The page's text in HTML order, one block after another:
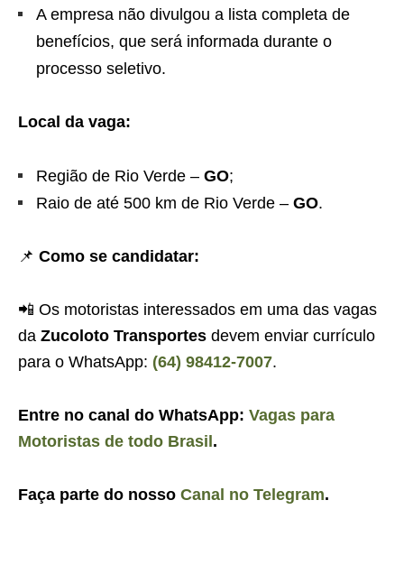
A empresa não divulgou a lista completa de
benefícios, que será informada durante o
processo seletivo.
Local da vaga:
Região de Rio Verde – GO;
Raio de até 500 km de Rio Verde – GO.
📌 Como se candidatar:
📲 Os motoristas interessados em uma das vagas
da Zucoloto Transportes devem enviar currículo
para o WhatsApp: (64) 98412-7007.
Entre no canal do WhatsApp: Vagas para
Motoristas de todo Brasil .
Faça parte do nosso Canal no Telegram.